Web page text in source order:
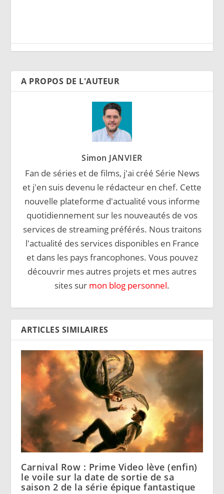
A PROPOS DE L'AUTEUR
Simon JANVIER
Fan de séries et de films, j'ai créé Série News
et j'en suis devenu le rédacteur en chef. Cette
nouvelle plateforme d'actualité vous informe
quotidiennement sur les nouveautés de vos
services de streaming préférés. Nous traitons
l'actualité des services disponibles en France
et dans les pays francophones. Vous pouvez
découvrir mes autres projets et mes autres
sites sur mon blog personnel.
ARTICLES SIMILAIRES
Carnival Row : Prime Video lève (enfin)
le voile sur la date de sortie de sa
saison 2 de la série épique fantastique